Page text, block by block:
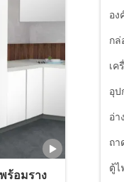
อง
กล่
เค
อุป
อ่า
ถา
ตู้ไ
ร้อมราง